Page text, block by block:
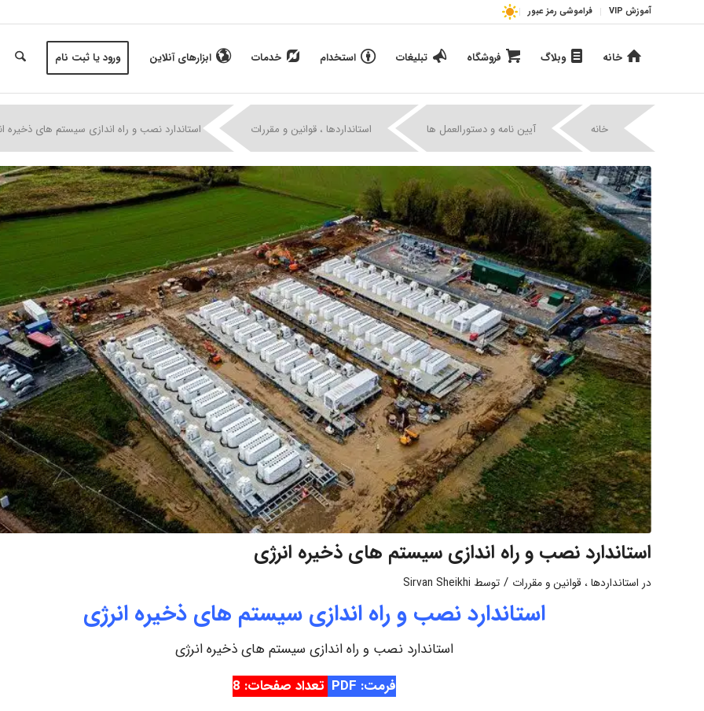
آموزش VIP فراموشی رمز عبور
خانه وبلاگ فروشگاه تبلیغات استخدام خدمات ابزارهای آنلاین ورود یا ثبت نام
خانه آیین نامه و دستورالعمل ها | استانداردها ، قوانین و مقررات استاندارد نصب و راه اندازی سیستم های ذخیره
استاندارد نصب و راه اندازی سیستم های ذخیره انرژی
در استانداردها ، قوانین و مقررات / توسط Sirvan Sheikhi
استاندارد نصب و راه اندازی سیستم های ذخیره انرژی
استاندارد نصب و راه اندازی سیستم های ذخیره انرژی
فرمت: PDF
تعداد صفحات: 8